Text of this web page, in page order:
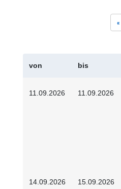
«
von bis
11.09.2026 11.09.2026
14.09.2026 15.09.2026